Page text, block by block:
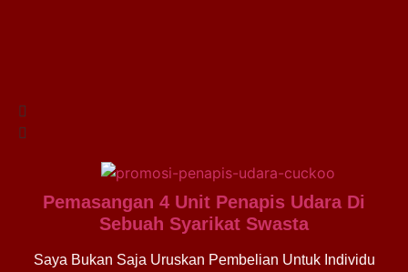
Pemasangan 4 Unit Penapis Udara Di
Sebuah Syarikat Swasta
Saya Bukan Saja Uruskan Pembelian Untuk Individu